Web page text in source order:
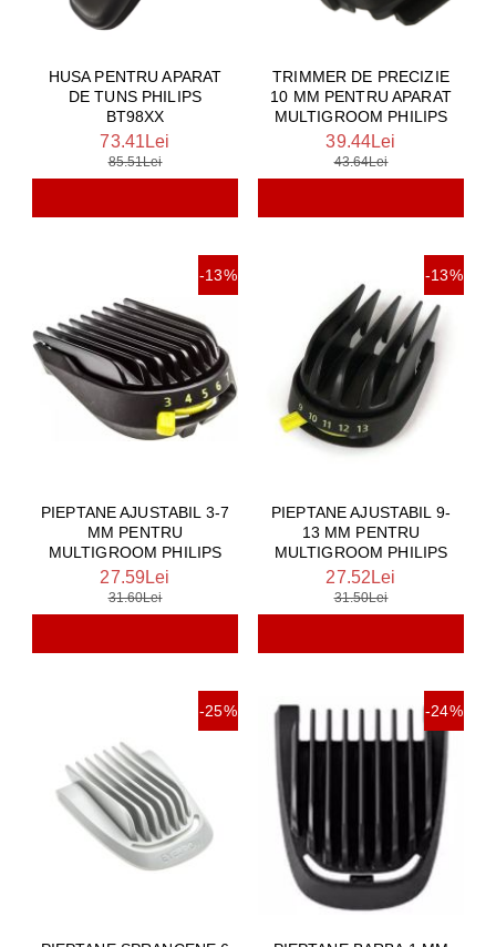
HUSA PENTRU APARAT
DE TUNS PHILIPS
BT98XX
73.41Lei
85.51Lei
TRIMMER DE PRECIZIE
10 MM PENTRU APARAT
MULTIGROOM PHILIPS
39.44Lei
43.64Lei
-13%
PIEPTANE AJUSTABIL 3-7
MM PENTRU
MULTIGROOM PHILIPS
27.59Lei
31.60Lei
-13%
PIEPTANE AJUSTABIL 9-
13 MM PENTRU
MULTIGROOM PHILIPS
27.52Lei
31.50Lei
-25% -24%